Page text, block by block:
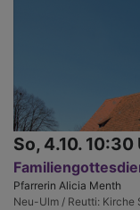
So, 4.10. 10:30
Pfarrerin Alicia Menth
Neu-Ulm / Reutti Kirche